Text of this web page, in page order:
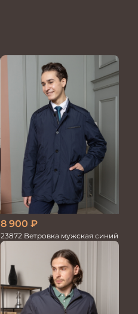
8 900 ₽
23872 Ветровка мужская синий